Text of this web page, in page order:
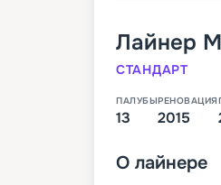
Лайнер
СТАНДАРТ
ПАЛУБЫ
13
РЕНОВАЦИЯ
2015
О лайнере